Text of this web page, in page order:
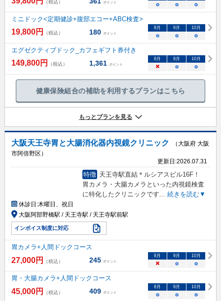
（税込） ポイント ○ ○ ○
ミニドック<定期健診+腹部エコー+ABC検査>
19,800円 （税込） 180 ポイント
8 月 9 月 10月
○ ○ ○
エグゼクティブドック_カフェギフト券付き
149,800円 （税込） 1,361 ポイント
8 月 9 月 10月
× ○ ○
健康保険組合の補助を利用するプランはこちら
もっとプランを見る
大阪天王寺胃と大腸消化器内視鏡クリニック
（大阪府 大阪
市阿倍野区）
更新日:2026.07.31
特徴 天王寺駅直結＊ルシアスビル16F！
胃カメラ・大腸カメラといった内視鏡検査
に特化したクリニックです... 続きを読む▼
休診日:木曜日、祝日
大阪阿部野橋駅 / 天王寺駅 / 天王寺駅前駅
インボイス制度に対応
胃カメラ+人間ドックコース
27,000円 （税込） 245 ポイント
8月 9月 10月
× ○ ○
胃・大腸カメラ+人間ドックコース
45,000円 （税込） 409 ポイント
8月 9月 10月
○ ○ ○